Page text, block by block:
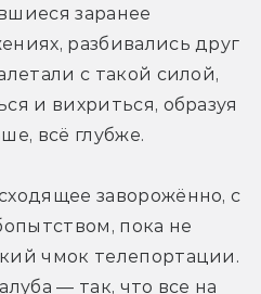
заранее
разбивались друг
с такой силой,
и вихриться, образуя
всё глубже.
заворожённо, с
пока не
чмок телепортации.
— так, что все на